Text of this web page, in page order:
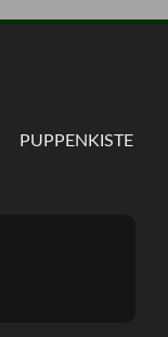
PUPPENKISTE